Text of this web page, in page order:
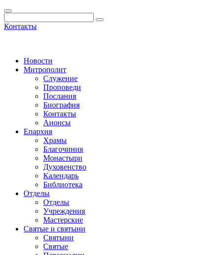
Контакты
Новости
Митрополит
Служение
Проповеди
Послания
Биография
Контакты
Анонсы
Епархия
Храмы
Благочиния
Монастыри
Духовенство
Календарь
Библиотека
Отделы
Отделы
Учреждения
Мастерские
Святые и святыни
Cвятыни
Cвятые